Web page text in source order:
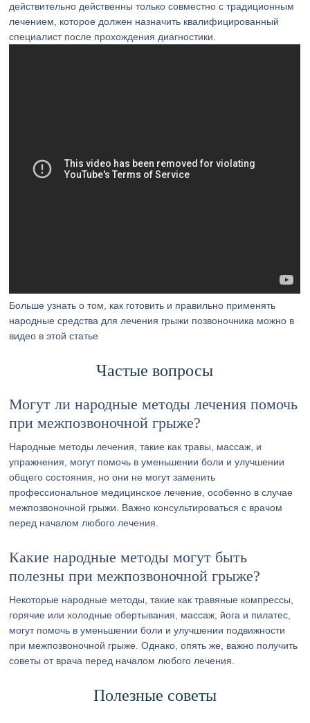
действительно действенны только совместно с традиционным
лечением, которое должен назначить квалифицированный
специалист после прохождения диагностики.
Больше узнать о том, как готовить и правильно применять
народные средства для лечения грыжи позвоночника можно в
видео в этой статье
Частые вопросы
Могут ли народные методы лечения помочь
при межпозвоночной грыже?
Народные методы лечения, такие как травы, массаж, и
упражнения, могут помочь в уменьшении боли и улучшении
общего состояния, но они не могут заменить
профессиональное медицинское лечение, особенно в случае
межпозвоночной грыжи. Важно консультироваться с врачом
перед началом любого лечения.
Какие народные методы могут быть
полезны при межпозвоночной грыже?
Некоторые народные методы, такие как травяные компрессы,
горячие или холодные обертывания, массаж, йога и пилатес,
могут помочь в уменьшении боли и улучшении подвижности
при межпозвоночной грыже. Однако, опять же, важно получить
советы от врача перед началом любого лечения.
Полезные советы